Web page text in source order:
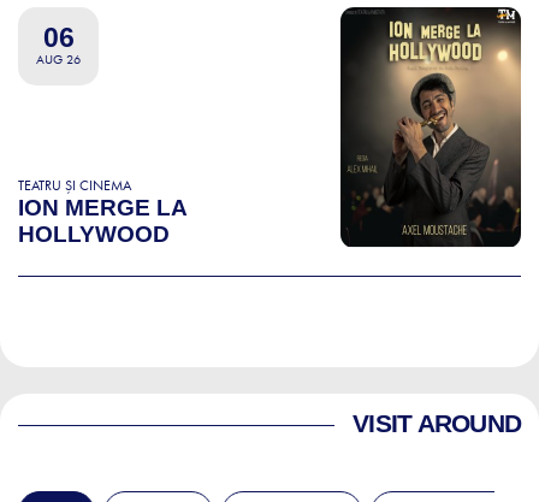
06
AUG 26
TEATRU ȘI CINEMA
ION MERGE LA
HOLLYWOOD
VISIT AROUND